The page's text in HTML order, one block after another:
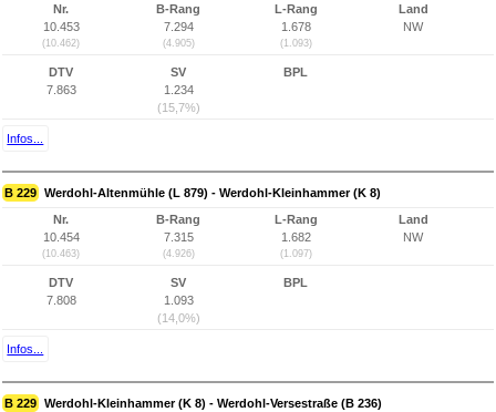
Nr.
10.453
(10.462)
B-Rang
7.294
(4.905)
L-Rang
1.678
(1.093)
Land
NW
DTV
7.863
SV
1.234
(15,7%)
BPL
Infos...
B 229 Werdohl-Altenmühle (L 879) - Werdohl-Kleinhammer (K 8)
Nr.
10.454
(10.463)
B-Rang
7.315
(4.926)
L-Rang
1.682
(1.097)
Land
NW
DTV
7.808
SV
1.093
(14,0%)
BPL
Infos...
B 229 Werdohl-Kleinhammer (K 8) - Werdohl-Versestraße (B 236)